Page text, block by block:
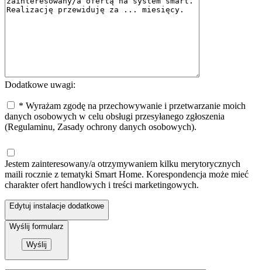
Dodatkowe uwagi:
* Wyrażam zgodę na przechowywanie i przetwarzanie moich
danych osobowych w celu obsługi przesyłanego zgłoszenia
(Regulaminu, Zasady ochrony danych osobowych).
Jestem zainteresowany/a otrzymywaniem kilku merytorycznych
maili rocznie z tematyki Smart Home. Korespondencja może mieć
charakter ofert handlowych i treści marketingowych.
Edytuj instalacje dodatkowe
Wyślij formularz